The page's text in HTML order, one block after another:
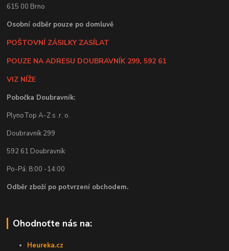
615 00 Brno
Osobní odběr pouze po domluvě
POŠTOVNÍ ZÁSILKY ZASÍLAT
POUZE NA ADRESU DOUBRAVNÍK 299, 592 61
VIZ NÍŽE
Pobočka Doubravník:
PlynoTop A-Z s .r. o.
Doubravník 299
592 61 Doubravník
Po-Pá: 8:00 -14:00
Odběr zboží po potvrzení obchodem.
Ohodnoťte nás na:
Heureka.cz